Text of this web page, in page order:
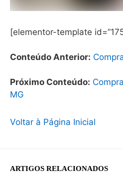
[elementor-template
Conteúdo Anterior:
Próximo Conteúdo:
MG
Voltar à Página Inicial
ARTIGOS RELACIONADOS